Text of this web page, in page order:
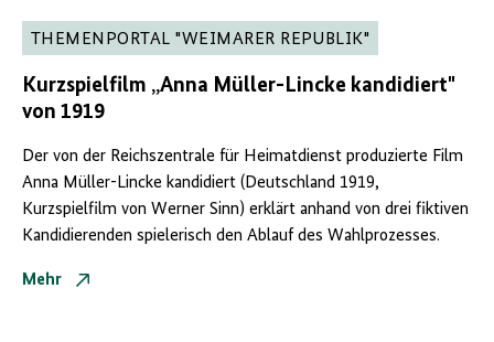
THEMENPORTAL "WEIMARER REPUBLIK"
Kurzspielfilm „Anna Müller- Lincke kandidiert"
von 1919
Der von der Reichszentrale für Heimatdienst produzierte Film
Anna Müller-Lincke kandidiert (Deutschland 1919,
Kurzspielfilm von Werner Sinn) erklärt anhand von drei fiktiven
Kandidierenden spielerisch den Ablauf des Wahlprozesses.
Mehr